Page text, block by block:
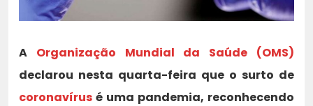
A Organização Mundial da Saúde (OMS)
declarou nesta quarta-feira que o surto de
coronavírus é uma pandemia, reconhecendo